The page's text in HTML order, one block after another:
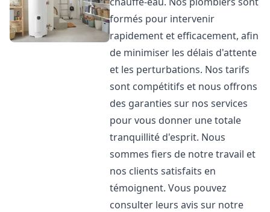
formés pour intervenir
rapidement et efficacement, afin
de minimiser les délais d'attente
et les perturbations. Nos tarifs
sont compétitifs et nous offrons
des garanties sur nos services
pour vous donner une totale
tranquillité d'esprit. Nous
sommes fiers de notre travail et
nos clients satisfaits en
témoignent. Vous pouvez
consulter leurs avis sur notre